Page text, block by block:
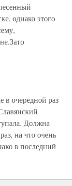
однако этого
в очередной раз
Должна
на что очень
в последний